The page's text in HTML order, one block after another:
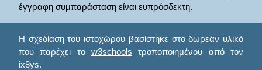
έγγραφη συμπαράσταση είναι ευπρόσδεκτη.
Η σχεδίαση του ιστοχώρου βασίστηκε στο δωρεάν υλικό
που παρέχει το w3schools τροποποιημένου από τον
ix8ys.